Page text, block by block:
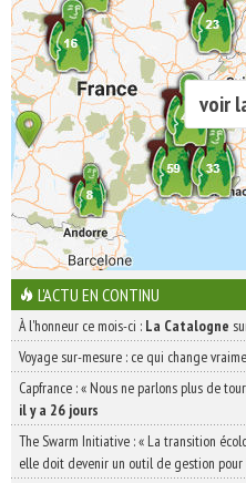
voir
L'ACTU EN CONTINU
À l'honneur ce mois-ci : La Catalogne
Voyage sur-mesure : ce qui change
Capfrance : « Nous ne parlons plus de
il y a 26 jours
The Swarm Initiative : « La transition
elle doit devenir un outil de gestion pour